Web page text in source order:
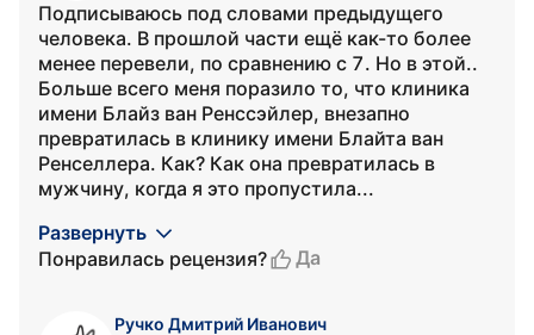
Подписываюсь под словами предыдущего
человека. В прошлой части ещё как-то более
менее перевели, по сравнению с 7. Но в этой..
Больше всего меня поразило то, что клиника
имени Блайз ван Ренссэйлер, внезапно
превратилась в клинику имени Блайта ван
Ренселлера. Как? Как она превратилась в
мужчину, когда я это пропустила...
Развернуть
Понравилась рецензия?
Да
Ручко Дмитрий Иванович